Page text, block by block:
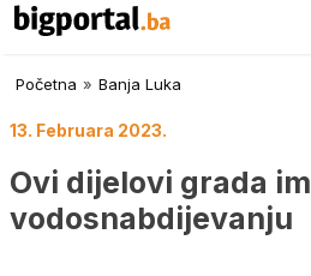
Početna » Banja Luka
13. Februara 2023.
Ovi dijelovi grada
vodosnabdijevanju